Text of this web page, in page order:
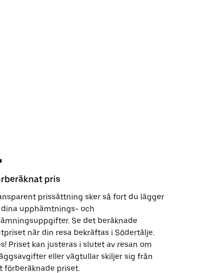
pris
prissättning sker så fort du lägger
upphämtnings- och
Se det beräknade
när din resa bekräftas i Södertälje.
Priset kan justeras i slutet av resan om
eller vägtullar skiljer sig från
förberäknade priset.